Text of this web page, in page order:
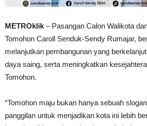
METROklik – Pasangan Calon Walikota
Tomohon Caroll Senduk-Sendy Rumajar,
melanjutkan pembangunan yang
daya saing, serta meningkatkan
Tomohon.
“Tomohon maju bukan hanya sebuah
panggilan untuk menjadikan kota ini lebih